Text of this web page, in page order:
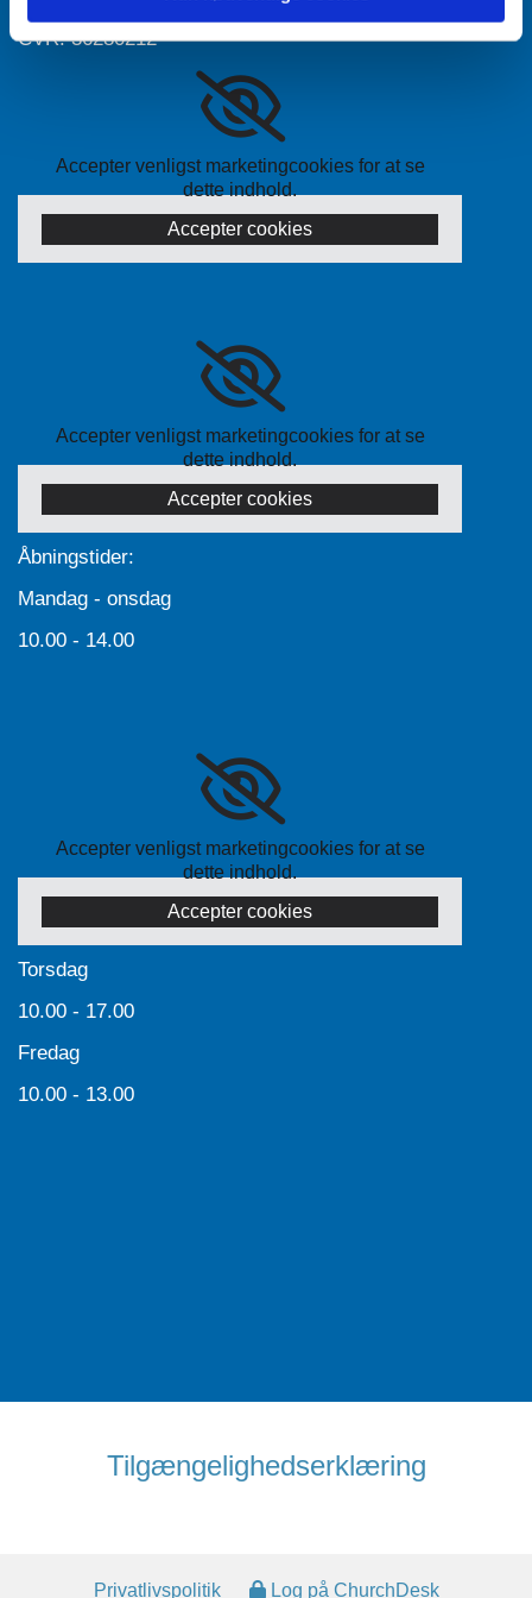
CVR: 36280212
Accepter venligst marketingcookies for at se
dette indhold.
Accepter cookies
Accepter venligst marketingcookies for at se
dette indhold.
Accepter cookies
Åbningstider:
Mandag - onsdag
10.00 - 14.00
Accepter venligst marketingcookies for at se
dette indhold.
Accepter cookies
Torsdag
10.00 - 17.00
Fredag
10.00 - 13.00
Tilgængelighedserklæring
Privatlivspolitik Log på ChurchDesk